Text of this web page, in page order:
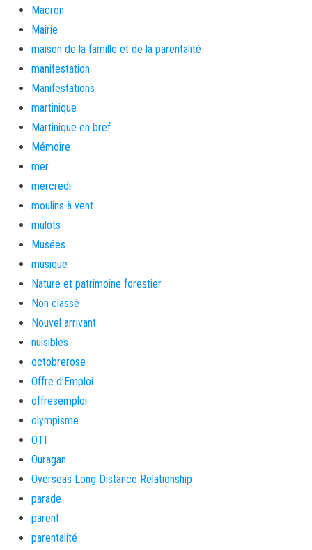
Macron
Mairie
maison de la famille et de la parentalité
manifestation
Manifestations
martinique
Martinique en bref
Mémoire
mer
mercredi
moulins à vent
mulots
Musées
musique
Nature et patrimoine forestier
Non classé
Nouvel arrivant
nuisibles
octobrerose
Offre d'Emploi
offresemploi
olympisme
OTI
Ouragan
Overseas Long Distance Relationship
parade
parent
parentalité